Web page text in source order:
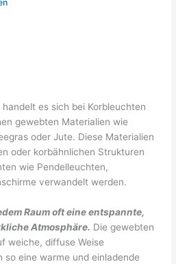
es sich bei Korbleuchten
gewebten Materialien wie
oder Jute. Diese Materialien
oder korbähnlichen Strukturen
wie Pendelleuchten,
verwandelt werden.
Raum oft eine entspannte,
Atmosphäre. Die gewebten
weiche, diffuse Weise
eine warme und einladende